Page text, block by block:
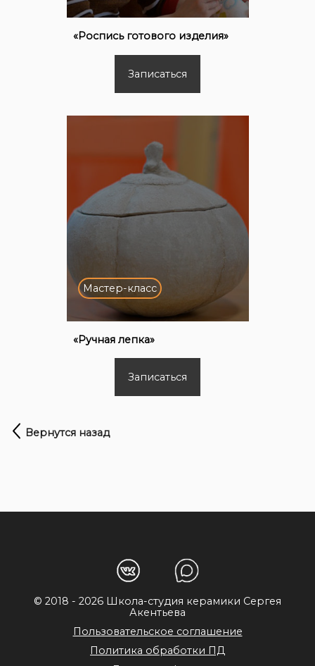
«Роспись готового изделия»
Записаться
Мастер-класс
«Ручная лепка»
Записаться
Вернутся назад
© 2018 - 2026 Школа-студия керамики Сергея
Акентьева
Пользовательское соглашение
Политика обработки ПД